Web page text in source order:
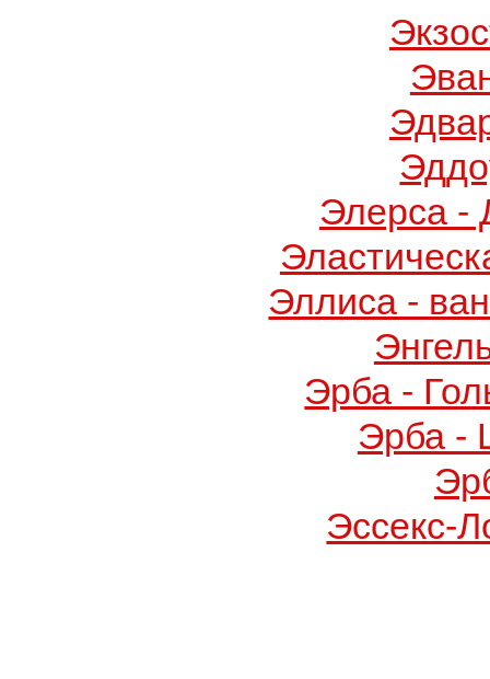
Элерса -
Эллиса -
Эрба -
Эрба -
Эссекс-